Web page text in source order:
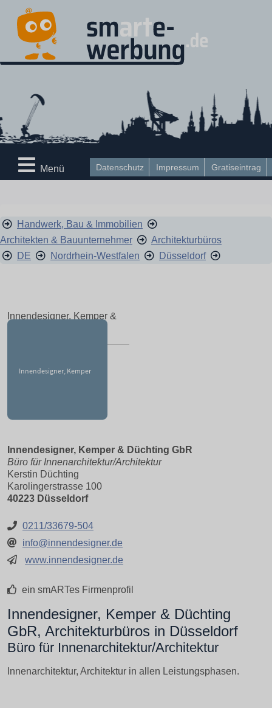
Datenschutz Impressum Gratiseintrag
Menü
Handwerk, Bau & Immobilien
Architekten & Bauunternehmer
Architekturbüros
DE
Nordrhein-Westfalen Düsseldorf
Innendesigner, Kemper &
Innendesigner, Kemper & Düchting GbR
Büro für Innenarchitektur/Architektur
Kerstin Düchting
Karolingerstrasse 100
40223 Düsseldorf
0211/33679-504
info@innendesigner.de
www.innendesigner.de
ein smARTes Firmenprofil
Innendesigner, Kemper & Düchting
GbR, Architekturbüros in Düsseldorf
Büro für Innenarchitektur/Architektur
Innenarchitektur, Architektur in allen Leistungsphasen.